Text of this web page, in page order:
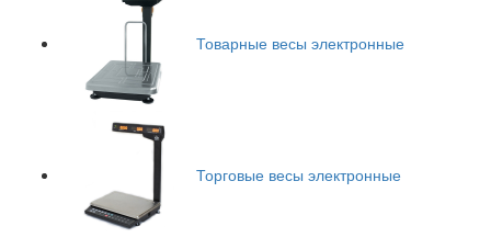
Товарные весы электронные
Торговые весы электронные